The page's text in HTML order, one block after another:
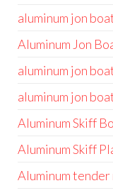
aluminum jon
Aluminum Jon
aluminum jon
aluminum jon
Aluminum Skiff
Aluminum Skiff
Aluminum